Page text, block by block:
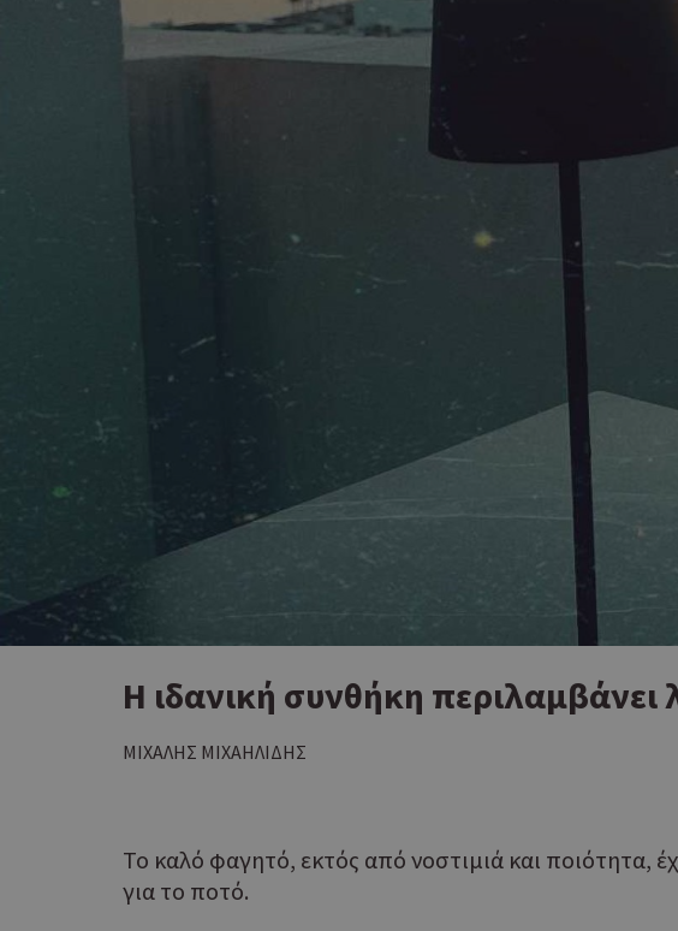
Η ιδανική συνθήκη περιλαμβάνει
ΜΙΧΑΛΗΣ ΜΙΧΑΗΛΙΔΗΣ
Το καλό φαγητό, εκτός από νοστιμιά και ποιότητα,
για το ποτό.